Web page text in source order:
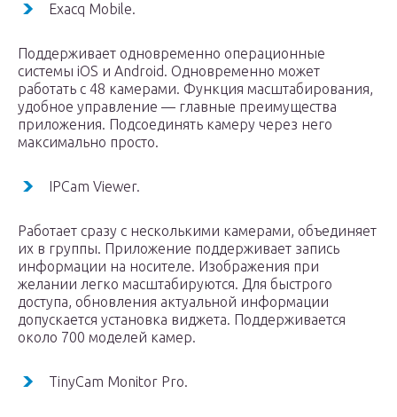
Exacq Mobile.
Поддерживает одновременно операционные
системы iOS и Android. Одновременно может
работать с 48 камерами. Функция масштабирования,
удобное управление — главные преимущества
приложения. Подсоединять камеру через него
максимально просто.
IPCam Viewer.
Работает сразу с несколькими камерами, объединяет
их в группы. Приложение поддерживает запись
информации на носителе. Изображения при
желании легко масштабируются. Для быстрого
доступа, обновления актуальной информации
допускается установка виджета. Поддерживается
около 700 моделей камер.
TinyCam Monitor Pro.